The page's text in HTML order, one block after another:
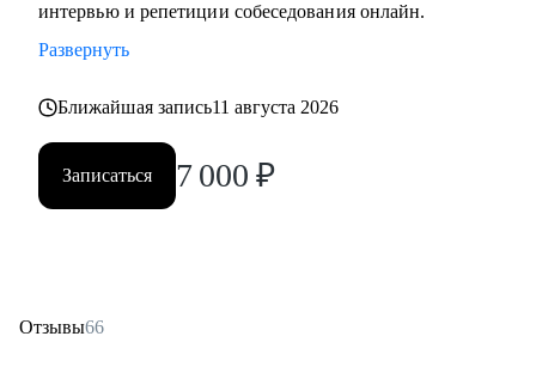
интервью и репетиции собеседования онлайн.
Развернуть
Ближайшая запись11 августа 2026
Записаться 7 000 ₽
Отзывы66